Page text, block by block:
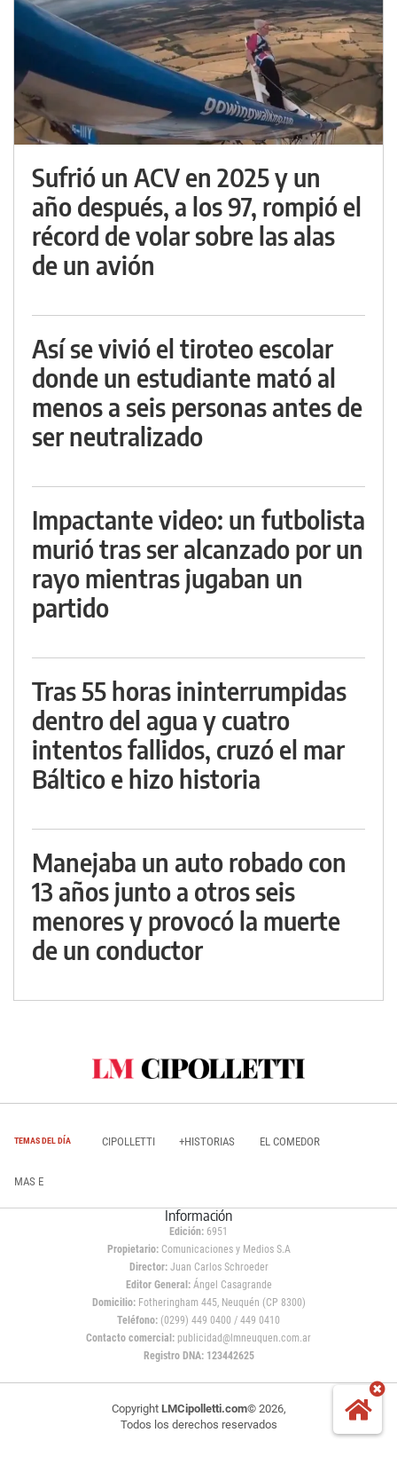
Sufrió un ACV en 2025 y un
año después, a los 97, rompió el
récord de volar sobre las alas
de un avión
Así se vivió el tiroteo escolar
donde un estudiante mató al
menos a seis personas antes de
ser neutralizado
Impactante video: un futbolista
murió tras ser alcanzado por un
rayo mientras jugaban un
partido
Tras 55 horas ininterrumpidas
dentro del agua y cuatro
intentos fallidos, cruzó el mar
Báltico e hizo historia
Manejaba un auto robado con
13 años junto a otros seis
menores y provocó la muerte
de un conductor
TEMAS DEL DÍA CIPOLLETTI +HISTORIAS EL COMEDOR
MAS E
Información
Edición: 6951
Propietario:Comunicaciones y Medios S.A
Director: Juan Carlos Schroeder
Editor General:Ángel Casagrande
Domicilio:Fotheringham 445, Neuquén (CP 8300)
Teléfono: (0299) 449 0400 / 449 0410
Contacto comercial: publicidad@lmneuquen.com.ar
Registro DNA: 123442625
Copyright LMCipolletti.com© 2026,
Todos los derechos reservados